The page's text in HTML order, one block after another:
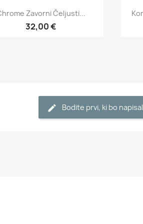
 Hitri ogled
Zavorni Čeljusti...
32,00 €
Bodite prvi, ki bo